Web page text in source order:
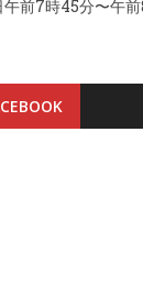
午前7時45分〜午